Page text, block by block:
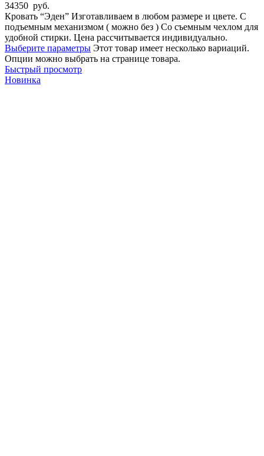
34350 руб.
Кровать “Эден” Изготавливаем в любом размере и цвете. С
подъемным механизмом ( можно без ) Со съемным чехлом для
удобной стирки. Цена рассчитывается индивидуально.
Выберите параметры Этот товар имеет несколько вариаций.
Опции можно выбрать на странице товара.
Быстрый просмотр
Новинка